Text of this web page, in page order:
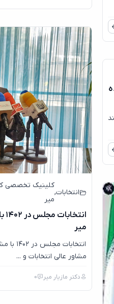
انتخابات,
کلینیک تخصصی
میر
میر
مشاور عالی انتخابات و ...
دکتر مازیار میر 0